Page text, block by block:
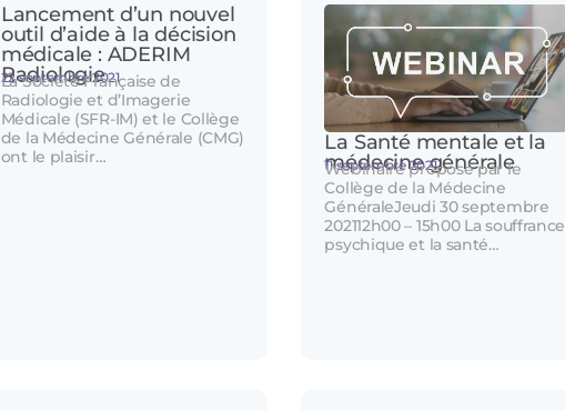
Lancement d’un nouvel
outil d’aide à la décision
médicale : ADERIM
Radiologie
22 septembre 2021
La Société Française de
Radiologie et d’Imagerie
Médicale (SFR-IM) et le Collège
de la Médecine Générale (CMG)
ont le plaisir…
La Santé mentale et la
médecine générale
11 septembre 2021
Webinaire proposé par le
Collège de la Médecine
GénéraleJeudi 30 septembre
202112h00 – 15h00 La souffrance
psychique et la santé…